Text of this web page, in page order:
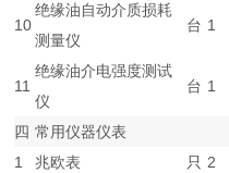
10
绝缘油自动介质损耗
测量仪
台 1
11
绝缘油介电强度测试
仪
台 1
四 常用仪器仪表
1
兆欧表 只 2